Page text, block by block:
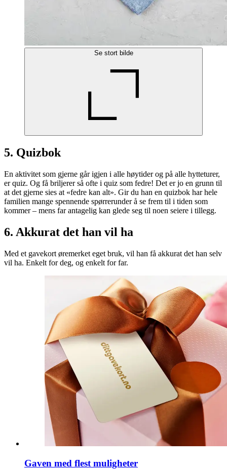
Se stort bilde
5. Quizbok
En aktivitet som gjerne går igjen i alle høytider og på alle hytteturer,
er quiz. Og få briljerer så ofte i quiz som fedre! Det er jo en grunn til
at det gjerne sies at «fedre kan alt». Gir du han en quizbok har hele
familien mange spennende spørrerunder å se frem til i tiden som
kommer – mens far antagelig kan glede seg til noen seiere i tillegg.
6. Akkurat det han vil ha
Med et gavekort øremerket eget bruk, vil han få akkurat det han selv
vil ha. Enkelt for deg, og enkelt for far.
Gaven med flest muligheter